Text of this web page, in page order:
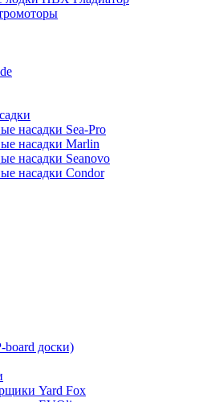
насадки Sea-Pro
насадки Marlin
насадки Seanovo
насадки Condor
доски)
Yard Fox